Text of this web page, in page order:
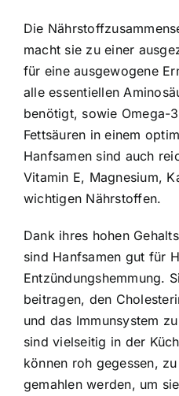
Die
macht sie zu einer
für eine ausgewogene
alle essentiellen
benötigt, sowie Omega-
Fettsäuren in einem
Hanfsamen sind auch
Vitamin E, Magnesium,
wichtigen Nährstoffen.
Dank ihres hohen
sind Hanfsamen gut für
Entzündungshemmung.
beitragen, den
und das Immunsystem
sind vielseitig in der
können roh gegessen,
gemahlen werden, um